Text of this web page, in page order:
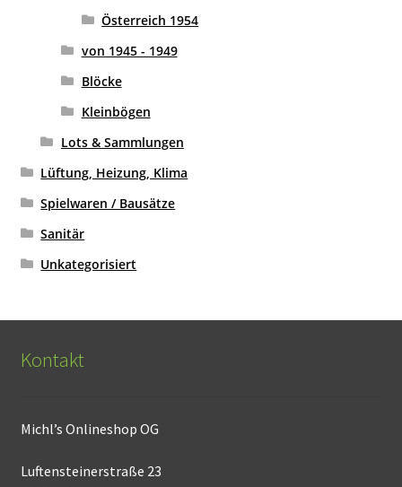
Österreich 1954
von 1945 - 1949
Blöcke
Kleinbögen
Lots & Sammlungen
Lüftung, Heizung, Klima
Spielwaren / Bausätze
Sanitär
Unkategorisiert
Kontakt
Michl’s Onlineshop OG
Luftensteinerstraße 23